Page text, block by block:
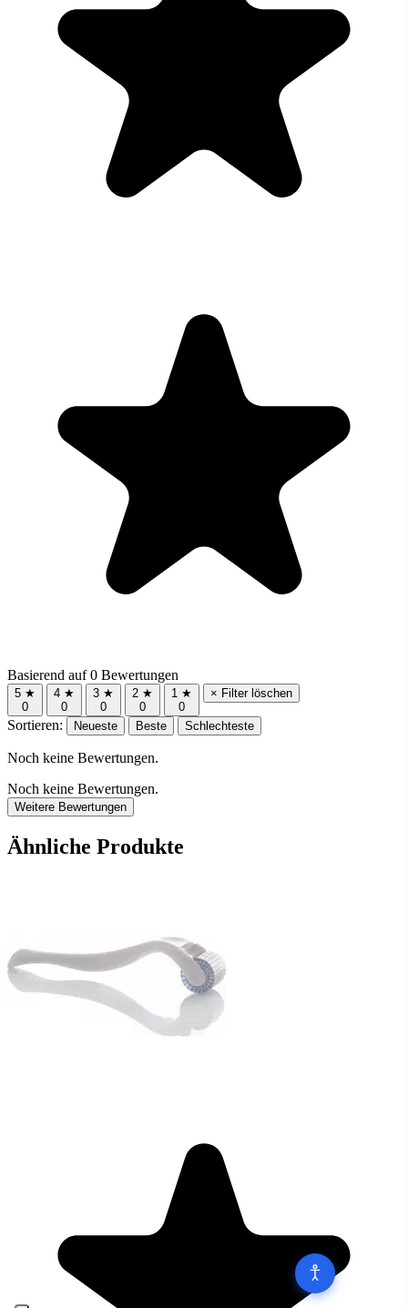
Basierend auf 0 Bewertungen
5 ★
0
4 ★
0
3 ★
0
2 ★
0
1 ★
0
× Filter löschen
Sortieren: Neueste Beste Schlechteste
Noch keine Bewertungen.
Noch keine Bewertungen.
Weitere Bewertungen
Ähnliche Produkte